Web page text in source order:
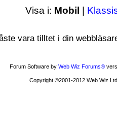
Visa i: Mobil |
vara tilltet i din
Forum Software by Web Wiz Forums®
Copyright ©2001-2012 Web Wiz